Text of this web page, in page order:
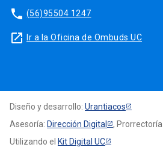
phone (56)95504 1247
launch Ir a la Oficina de Ombuds UC
Diseño y desarrollo: Urantiacos
Asesoría: Dirección Digital
, Prorrectoría
Utilizando el Kit Digital UC